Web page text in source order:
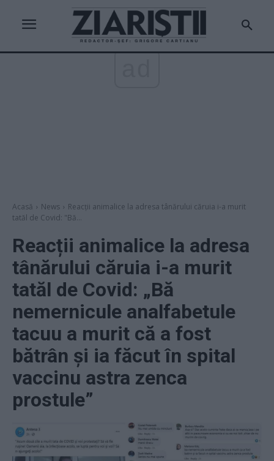
Acasă News
Reacții animalice la adresa tânărului căruia i-a murit
tatăl de Covid: "Bă...
Reacții animalice la adresa
tânărului căruia i-a murit
tatăl de Covid: „Bă
nemernicule analfabetule
tacuu a murit că a fost
bătrân și ia făcut în spital
vaccinu astra zenca
prostule”